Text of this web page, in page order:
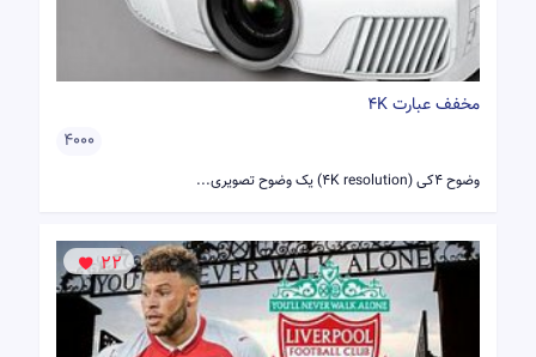
مخفف عبارت 4K
4000
وضوح ۴کی (4K resolution) یک وضوح تصویری...
22